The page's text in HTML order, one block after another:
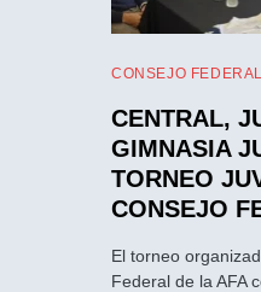
CONSEJO FEDERAL
CENTRAL,
GIMNASIA
TORNEO
CONSEJO
El torneo
Federal de la AFA